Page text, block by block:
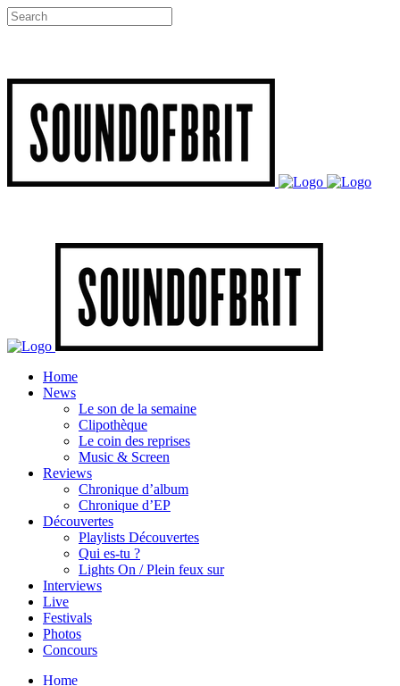
Home
News
Le son de la semaine
Clipothèque
Le coin des reprises
Music & Screen
Reviews
Chronique d’album
Chronique d’EP
Découvertes
Playlists Découvertes
Qui es-tu ?
Lights On / Plein feux sur
Interviews
Live
Festivals
Photos
Concours
Home